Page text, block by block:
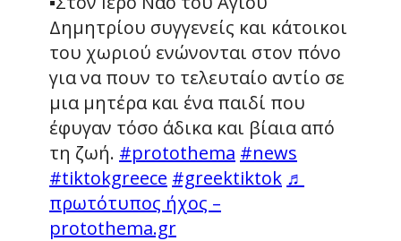
Δημητρίου συγγενείς και κάτοικοι
του χωριού ενώνονται στον πόνο
για να πουν το τελευταίο αντίο σε
μια μητέρα και ένα παιδί που
έφυγαν τόσο άδικα και βίαια από
τη ζωή. #protothema #news
#tiktokgreece #greektiktok ♬
πρωτότυπος ήχος –
protothema.gr